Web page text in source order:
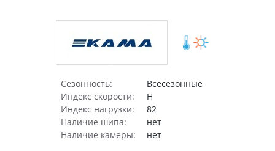
Сезонность:
Всесезонные
Индекс скорости:
H
Индекс нагрузки:
82
Наличие шипа:
нет
Наличие камеры:
нет